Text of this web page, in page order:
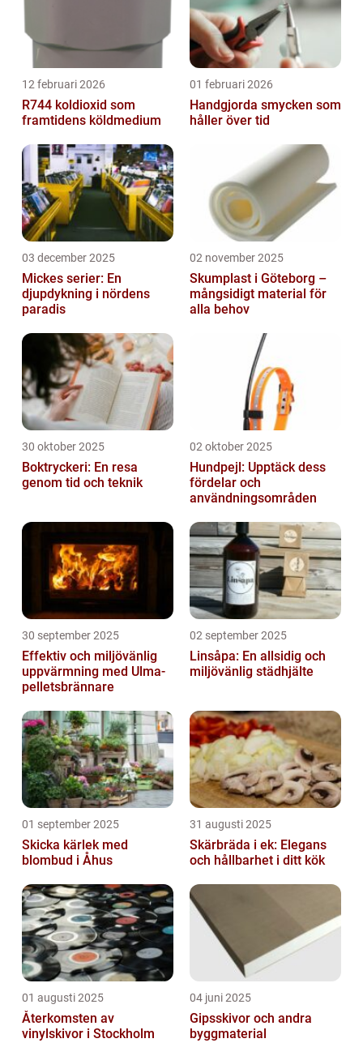
12 februari 2026
R744 koldioxid som
framtidens köldmedium
01 februari 2026
Handgjorda smycken som
håller över tid
03 december 2025
Mickes serier: En
djupdykning i nördens
paradis
02 november 2025
Skumplast i Göteborg –
mångsidigt material för
alla behov
30 oktober 2025
Boktryckeri: En resa
genom tid och teknik
02 oktober 2025
Hundpejl: Upptäck dess
fördelar och
användningsområden
30 september 2025
Effektiv och miljövänlig
uppvärmning med Ulma-
pelletsbrännare
02 september 2025
Linsåpa: En allsidig och
miljövänlig städhjälte
01 september 2025
Skicka kärlek med
blombud i Åhus
31 augusti 2025
Skärbräda i ek: Elegans
och hållbarhet i ditt kök
01 augusti 2025
Återkomsten av
vinylskivor i Stockholm
04 juni 2025
Gipsskivor och andra
byggmaterial